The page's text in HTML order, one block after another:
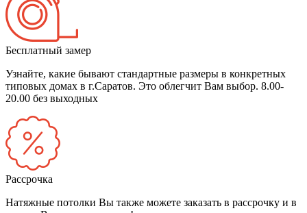
Бесплатный замер
Узнайте, какие бывают стандартные размеры в конкретных
типовых домах в г.Саратов. Это облегчит Вам выбор. 8.00-
20.00 без выходных
Рассрочка
Натяжные потолки Вы также можете заказать в рассрочку и в